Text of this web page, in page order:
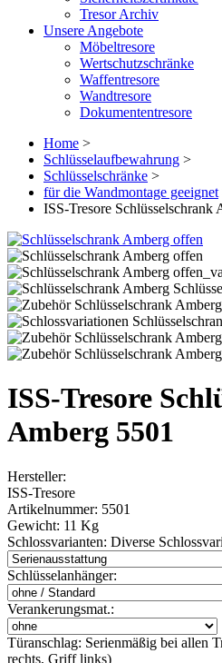
Tresor Archiv
Unsere Angebote
Möbeltresore
Wertschutzschränke
Waffentresore
Wandtresore
Dokumententresore
Home >
Schlüsselaufbewahrung >
Schlüsselschränke >
für die Wandmontage geeignet
ISS-Tresore Schlüsselschrank
ISS-Tresore
Amberg 5501
Hersteller:
ISS-Tresore
Artikelnummer: 5501
Gewicht: 11 Kg
Schlossvarianten: Diverse
Schlüsselanhänger:
Verankerungsmat.:
Türanschlag: Serienmäßig bei allen
rechts, Griff links)